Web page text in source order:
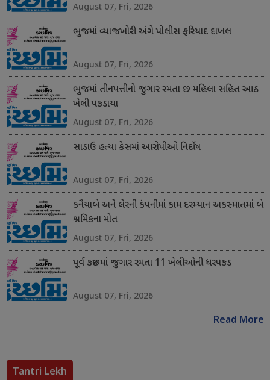
August 07, Fri, 2026
ભુજમાં વ્યાજખોરી અંગે પોલીસ ફરિયાદ દાખલ
August 07, Fri, 2026
ભુજમાં તીનપત્તીનો જુગાર રમતા છ મહિલા સહિત આઠ
ખેલી પકડાયા
August 07, Fri, 2026
સાડાઉ હત્યા કેસમાં આરોપીઓ નિર્દોષ
August 07, Fri, 2026
કનૈયાબે અને લેરની કંપનીમાં કામ દરમ્યાન અકસ્માતમાં બે
શ્રમિકના મોત
August 07, Fri, 2026
પૂર્વ કચ્છમાં જુગાર રમતા 11 ખેલીઓની ધરપકડ
August 07, Fri, 2026
Read More
Tantri Lekh